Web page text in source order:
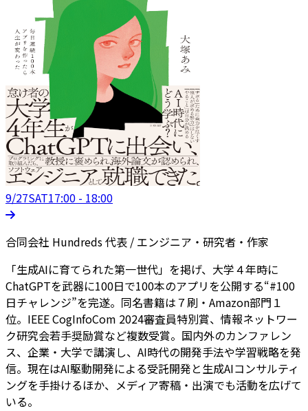
9/27SAT17:00 - 18:00
合同会社 Hundreds 代表 / エンジニア・研究者・作家
「生成AIに育てられた第一世代」を掲げ、大学４年時に
ChatGPTを武器に100日で100本のアプリを公開する“#100
日チャレンジ”を完遂。同名書籍は７刷・Amazon部門１
位。IEEE CogInfoCom 2024審査員特別賞、情報ネットワー
ク研究会若手奨励賞など複数受賞。国内外のカンファレン
ス、企業・大学で講演し、AI時代の開発手法や学習戦略を発
信。現在はAI駆動開発による受託開発と生成AIコンサルティ
ングを手掛けるほか、メディア寄稿・出演でも活動を広げて
いる。